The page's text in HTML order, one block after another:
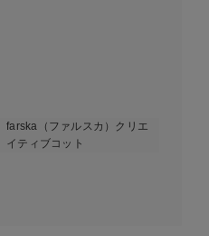
farska（ファルスカ）クリエ
イティブコット